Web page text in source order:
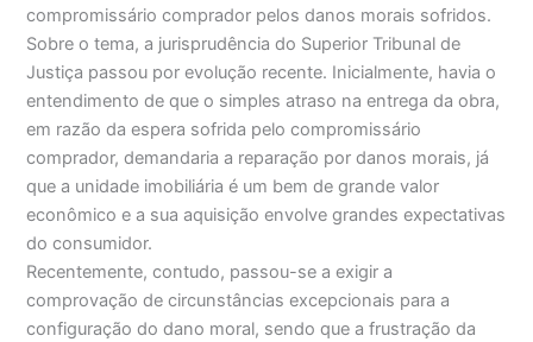
compromissário comprador pelos danos morais sofridos.
Sobre o tema, a jurisprudência do Superior Tribunal de
Justiça passou por evolução recente. Inicialmente, havia o
entendimento de que o simples atraso na entrega da obra,
em razão da espera sofrida pelo compromissário
comprador, demandaria a reparação por danos morais, já
que a unidade imobiliária é um bem de grande valor
econômico e a sua aquisição envolve grandes expectativas
do consumidor.
Recentemente, contudo, passou-se a exigir a
comprovação de circunstâncias excepcionais para a
configuração do dano moral, sendo que a frustração da